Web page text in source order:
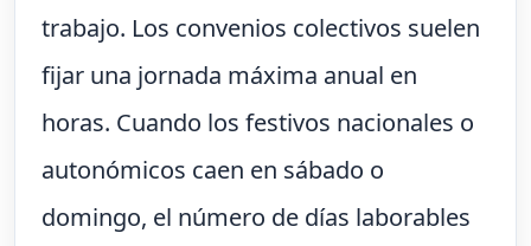
trabajo. Los convenios colectivos suelen
fijar una jornada máxima anual en
horas. Cuando los festivos nacionales o
autonómicos caen en sábado o
domingo, el número de días laborables